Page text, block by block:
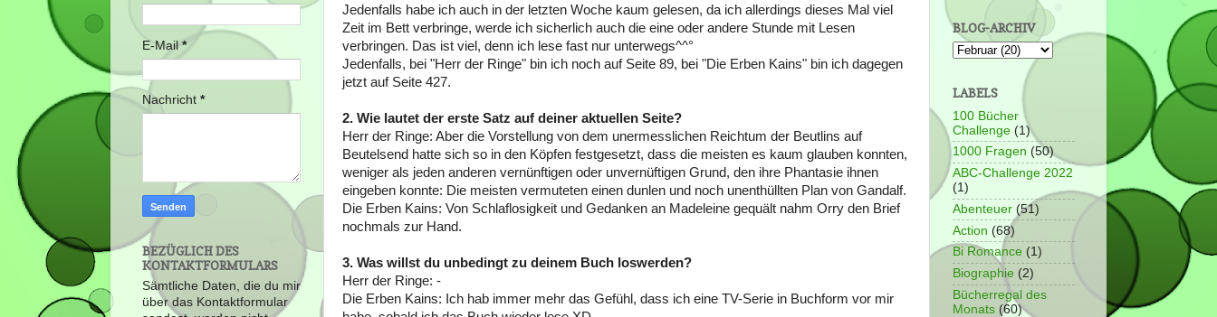
Jedenfalls habe ich auch in der letzten Woche kaum gelesen, da ich allerdings dieses Mal viel
Zeit im Bett verbringe, werde ich sicherlich auch die eine oder andere Stunde mit Lesen
verbringen. Das ist viel, denn ich lese fast nur unterwegs^^°
Jedenfalls, bei "Herr der Ringe" bin ich noch auf Seite 89, bei "Die Erben Kains" bin ich dagegen
jetzt auf Seite 427.
2. Wie lautet der erste Satz auf deiner aktuellen Seite?
Herr der Ringe: Aber die Vorstellung von dem unermesslichen Reichtum der Beutlins auf
Beutelsend hatte sich so in den Köpfen festgesetzt, dass die meisten es kaum glauben konnten,
weniger als jeden anderen vernünftigen oder unvernüftigen Grund, den ihre Phantasie ihnen
eingeben konnte: Die meisten vermuteten einen dunlen und noch unenthüllten Plan von Gandalf.
Die Erben Kains: Von Schlaflosigkeit und Gedanken an Madeleine gequält nahm Orry den Brief
nochmals zur Hand.
3. Was willst du unbedingt zu deinem Buch loswerden?
Herr der Ringe: -
Die Erben Kains: Ich hab immer mehr das Gefühl, dass ich eine TV-Serie in Buchform vor mir
E-Mail *
Nachricht *
BEZÜGLICH DES
KONTAKTFORMULARS
Sämtliche Daten, die du mir
über das Kontaktformular
BLOG-ARCHIV
LABELS
100 Bücher
Challenge (1)
1000 Fragen (50)
ABC-Challenge 2022
(1)
Abenteuer (51)
Action (68)
Bi Romance (1)
Biographie (2)
Bücherregal des
Monats (60)